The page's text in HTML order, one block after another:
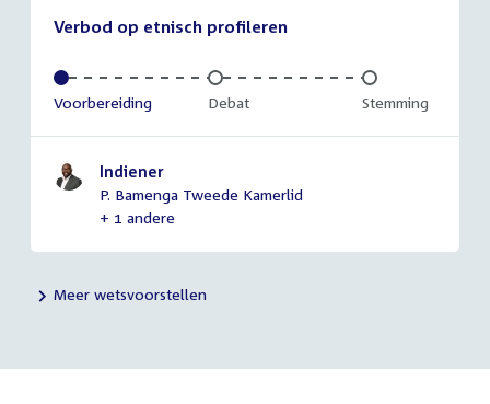
Verbod op etnisch profileren
Voltooid:
Voorbereiding Onvoltooid:
Debat Onvoltooid:
Stemming
Indiener
P. Bamenga Tweede Kamerlid
+ 1 andere
Meer wetsvoorstellen